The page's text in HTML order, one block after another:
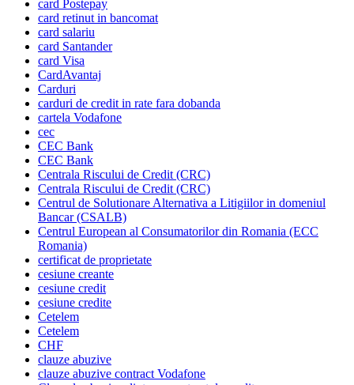
card Postepay
card retinut in bancomat
card salariu
card Santander
card Visa
CardAvantaj
Carduri
carduri de credit in rate fara dobanda
cartela Vodafone
cec
CEC Bank
CEC Bank
Centrala Riscului de Credit (CRC)
Centrala Riscului de Credit (CRC)
Centrul de Solutionare Alternativa a Litigiilor in domeniul
Bancar (CSALB)
Centrul European al Consumatorilor din Romania (ECC
Romania)
certificat de proprietate
cesiune creante
cesiune credit
cesiune credite
Cetelem
Cetelem
CHF
clauze abuzive
clauze abuzive contract Vodafone